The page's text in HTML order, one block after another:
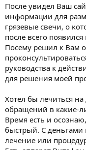
После увидел Ваш
информации для
грязевые свечи, о
после всего
Посему решил к Вам
руководства к
для решения моей
Хотел бы лечиться
обращений в какие-
Время есть и
быстрый. С деньгами
лечение или